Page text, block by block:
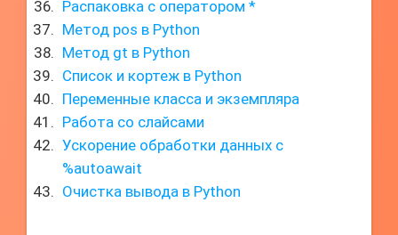
Распаковка с оператором *
Метод pos в Python
Метод gt в Python
Список и кортеж в Python
Переменные класса и экземпляра
Работа со слайсами
Ускорение обработки данных с
%autoawait
Очистка вывода в Python